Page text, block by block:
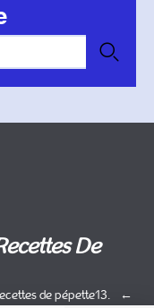
De
de pépette13.